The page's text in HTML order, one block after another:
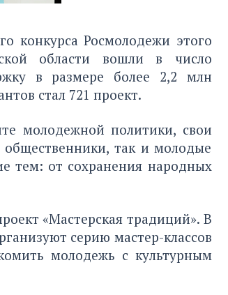
конкурса Росмолодежи этого
области вошли в число
в размере более 2,2 млн
стал 721 проект.
молодежной политики, свои
так и молодые
тем: от сохранения народных
«Мастерская традиций». В
серию мастер-классов
молодежь с культурным